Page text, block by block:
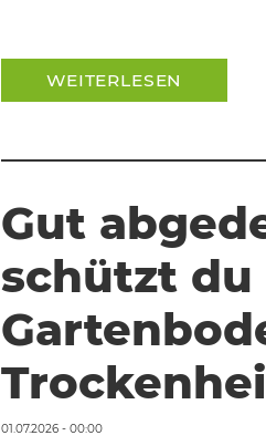
WEITERLESEN
Gut
schützt du
01.07.2026 - 00:00